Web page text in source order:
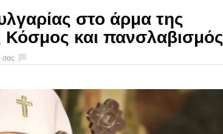
στο άρμα της
και πανσλαβισμός
σας